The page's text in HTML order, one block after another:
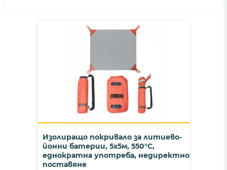
Изолиращо покривало за литиево-
йонни батерии, 5х5м, 550°C,
еднократна употреба, недиректно
поставяне